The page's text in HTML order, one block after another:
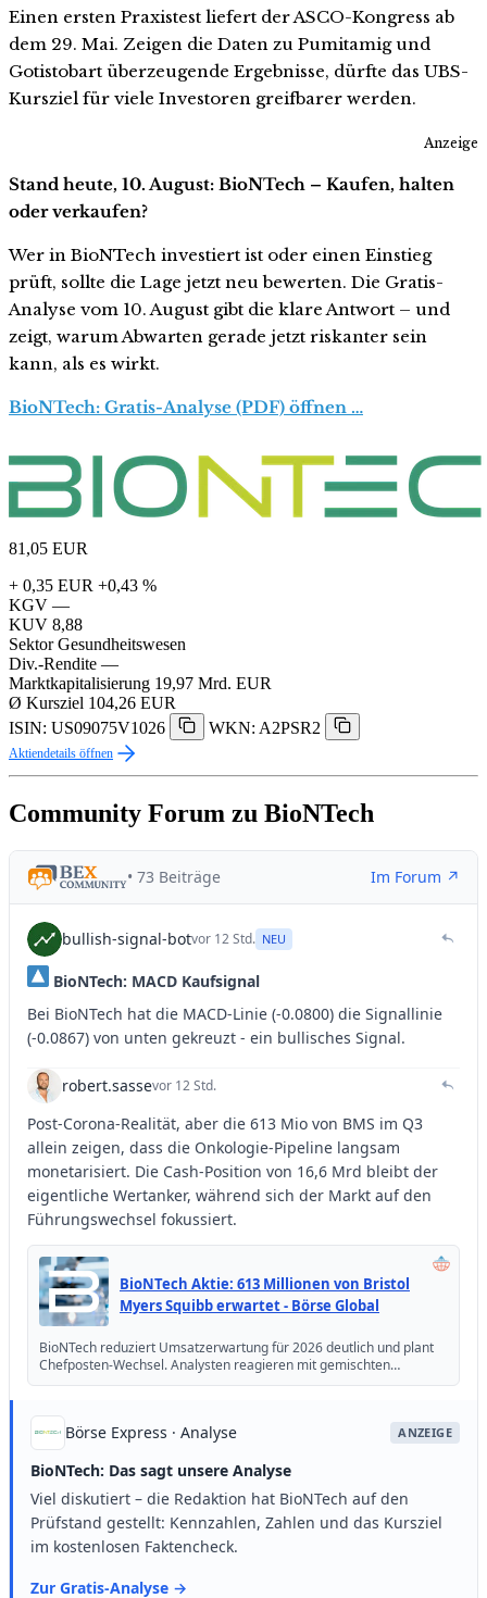
Einen ersten Praxistest liefert der ASCO-Kongress ab
dem 29. Mai. Zeigen die Daten zu Pumitamig und
Gotistobart überzeugende Ergebnisse, dürfte das UBS-
Kursziel für viele Investoren greifbarer werden.
Anzeige
Stand heute, 10. August: BioNTech – Kaufen, halten
oder verkaufen?
Wer in BioNTech investiert ist oder einen Einstieg
prüft, sollte die Lage jetzt neu bewerten. Die Gratis-
Analyse vom 10. August gibt die klare Antwort – und
zeigt, warum Abwarten gerade jetzt riskanter sein
kann, als es wirkt.
BioNTech: Gratis-Analyse (PDF) öffnen …
81,05 EUR
+ 0,35 EUR +0,43 %
KGV —
KUV 8,88
Sektor Gesundheitswesen
Div.-Rendite —
Marktkapitalisierung 19,97 Mrd. EUR
Ø Kursziel 104,26 EUR
ISIN: US09075V1026
WKN: A2PSR2
Aktiendetails öffnen
Community Forum zu BioNTech